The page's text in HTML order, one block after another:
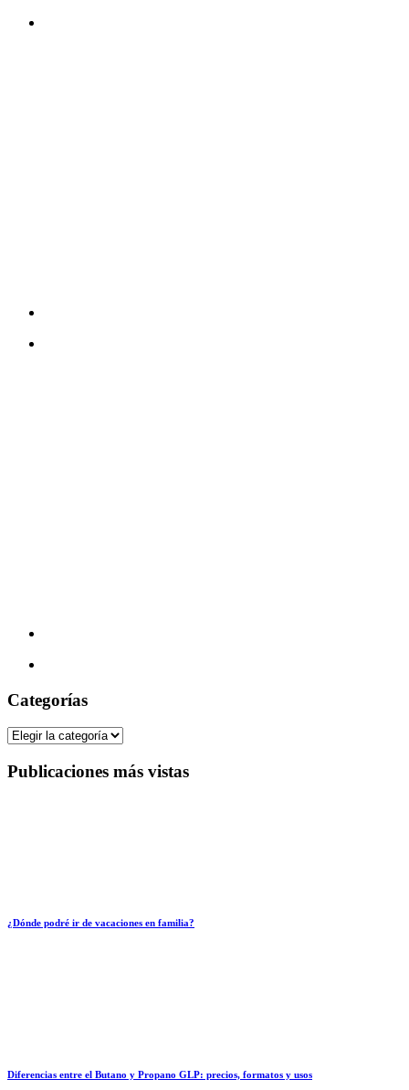
Categorías
Categorías
Publicaciones más vistas
¿Dónde podré ir de vacaciones en familia?
Diferencias entre el Butano y Propano GLP: precios, formatos y usos